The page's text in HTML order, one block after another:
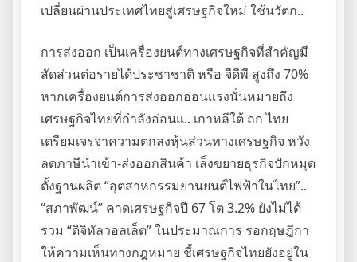
เปลี่ยนผ่านประเทศไทยสู่เศรษฐกิจใหม่ ใช้นวัตก..
การส่งออก เป็นเครื่องยนต์ทางเศรษฐกิจที่สำคัญมี
สัดส่วนต่อรายได้ประชาชาติ หรือ จีดีพี สูงถึง 70%
หากเครื่องยนต์การส่งออกอ่อนแรงนั่นหมายถึง
เศรษฐกิจไทยที่กำลังอ่อนแ.. เกาหลีใต้ ถก ไทย
เตรียมเจรจาความตกลงหุ้นส่วนทางเศรษฐกิจ หวัง
ลดภาษีนำเข้า-ส่งออกสินค้า เล็งขยายธุรกิจปักหมุด
ตั้งฐานผลิต “อุตสาหกรรมยานยนต์ไฟฟ้าในไทย”..
“สภาพัฒน์” คาดเศรษฐกิจปี 67 โต 3.2% ยังไม่ได้
รวม “ดิจิทัลวอลเล็ต” ในประมาณการ รอกฤษฎีกา
ให้ความเห็นทางกฎหมาย ชี้เศรษฐกิจไทยยังอยู่ใน